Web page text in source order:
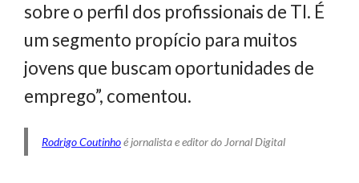
sobre o perfil dos profissionais de TI. É
um segmento propício para muitos
jovens que buscam oportunidades de
emprego”, comentou.
Rodrigo Coutinhoé jornalista e editor do Jornal Digital